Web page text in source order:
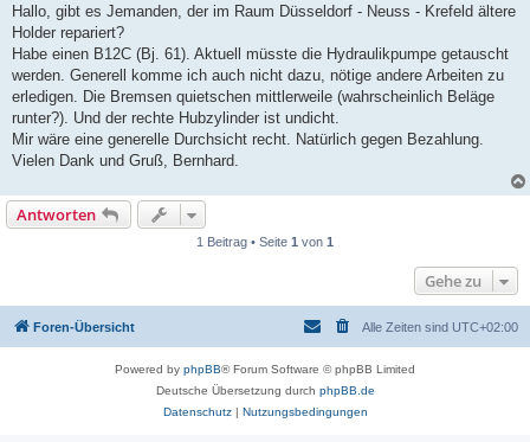
i
r
a
Hallo, gibt es Jemanden, der im Raum Düsseldorf - Neuss - Krefeld ältere
Holder repariert?
Habe einen B12C (Bj. 61). Aktuell müsste die Hydraulikpumpe getauscht
werden. Generell komme ich auch nicht dazu, nötige andere Arbeiten zu
erledigen. Die Bremsen quietschen mittlerweile (wahrscheinlich Beläge
runter?). Und der rechte Hubzylinder ist undicht.
Mir wäre eine generelle Durchsicht recht. Natürlich gegen Bezahlung.
Vielen Dank und Gruß, Bernhard.
Antworten
1 Beitrag • Seite 1 von 1
Gehe zu
Foren-Übersicht Alle Zeiten sind UTC+02:00
Powered by phpBB® Forum Software © phpBB Limited
Deutsche Übersetzung durch phpBB.de
Datenschutz| Nutzungsbedingungen